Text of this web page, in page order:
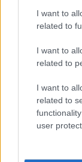
I want to
related to
I want to
related to
I want to
related to
user